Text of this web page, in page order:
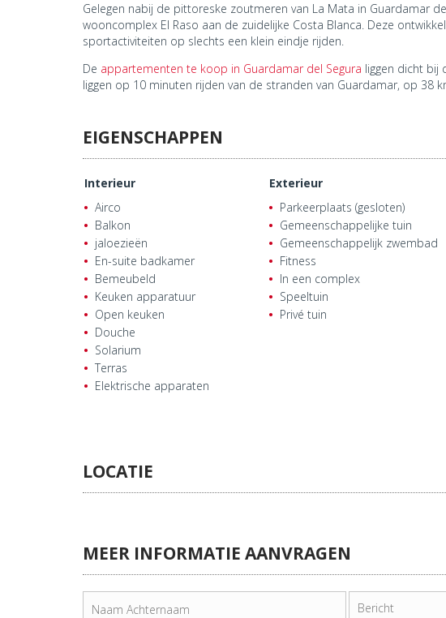
Gelegen nabij de pittoreske zoutmeren van La Mata in Guardamar
wooncomplex El Raso aan de zuidelijke Costa Blanca. Deze
sportactiviteiten op slechts een klein eindje rijden.
De appartementen te koop in Guardamar del Segura liggen dicht bij
liggen op 10 minuten rijden van de stranden van Guardamar, op 38
EIGENSCHAPPEN
Interieur
Airco
Balkon
jaloezieën
En-suite badkamer
Bemeubeld
Keuken apparatuur
Open keuken
Douche
Solarium
Terras
Elektrische apparaten
Exterieur
Parkeerplaats (gesloten)
Gemeenschappelijke tuin
Gemeenschappelijk zwembad
Fitness
In een complex
Speeltuin
Privé tuin
LOCATIE
MEER INFORMATIE AANVRAGEN